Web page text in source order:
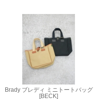
Brady ブレディ ミニトートバッグ
[BECK]